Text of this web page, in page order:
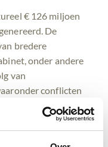
€ 126 miljoen
De
bredere
onder andere
van
conflicten
branche-eigen
maar